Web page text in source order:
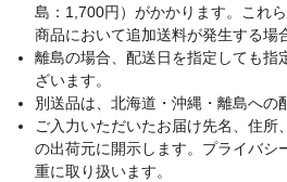
島：1,700円）がかかります。これ
商品において追加送料が発生する場
離島の場合、配送日を指定しても指
ざいます。
別送品は、北海道・沖縄・離島への
ご入力いただいたお届け先名、住所
の出荷元に開示します。プライバシ
重に取り扱います。